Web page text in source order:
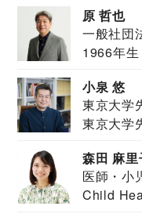
原 哲也
一般社団
JAPAN
1966年
小泉 悠
東京大学
東京大学
森田 麻里
医師・小
Child